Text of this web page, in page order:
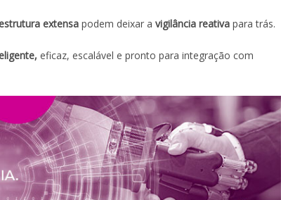
extensa podem deixar a vigilância reativa para trás.
eficaz, escalável e pronto para integração com